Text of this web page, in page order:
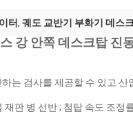
터, 궤도 교반기 부화기 데스
강 안쪽 데스크탑 진
는 검사를 제공할 수 있고
판 병 선반 ; 첨탑 속도 조정